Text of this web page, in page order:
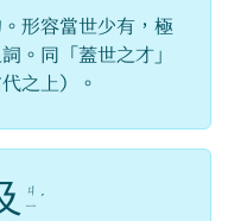
形容當世少有，極
。同「蓋世之才」
之上）。
ㄐ
ㄧ ˊ